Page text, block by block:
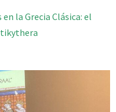
la Grecia Clásica: el